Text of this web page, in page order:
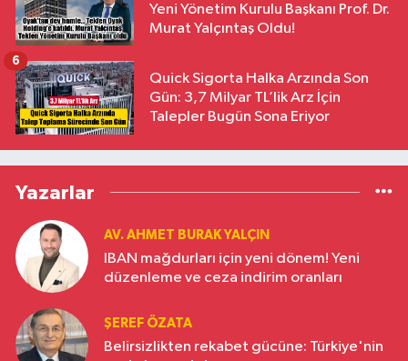
Yeni Yönetim Kurulu Başkanı Prof. Dr.
Murat Yalçıntaş Oldu!
Quick Sigorta Halka Arzında Son
Gün: 3,7 Milyar TL’lik Arz İçin
Talepler Bugün Sona Eriyor
6
Yazarlar
AV. AHMET BURAK YALÇIN
IBAN mağdurları için yeni dönem! Yeni
düzenleme ve ceza indirim oranları
ŞEREF ÖZATA
Belirsizlikten rekabet gücüne: Türkiye'nin